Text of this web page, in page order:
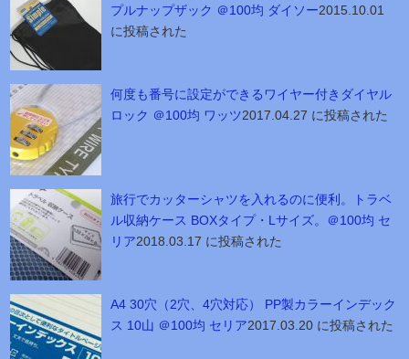
プルナップザック ＠100均 ダイソー2015.10.01
に投稿された
何度も番号に設定ができるワイヤー付きダイヤル
ロック ＠100均 ワッツ2017.04.27 に投稿された
旅行でカッターシャツを入れるのに便利。トラベ
ル収納ケース BOXタイプ・Lサイズ。＠100均 セ
リア2018.03.17 に投稿された
A4 30穴（2穴、4穴対応） PP製カラーインデック
ス 10山 ＠100均 セリア2017.03.20 に投稿された